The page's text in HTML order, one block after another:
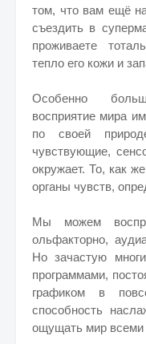
том, что вам ещё
съездить в
проживаете
тепло его кожи и
Особенно
восприятие мира
по своей
чувствующие,
окружает. То, как
органы чувств,
Мы можем
ольфакторно,
Но зачастую
программами,
графиком в
способность
ощущать мир всеми